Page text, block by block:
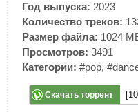
Год выпуска: 2023
Количество треков:
Размер файла: 1024
Просмотров: 3491
Категории: #pop,
Скачать торрент